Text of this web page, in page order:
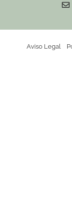
Aviso Legal